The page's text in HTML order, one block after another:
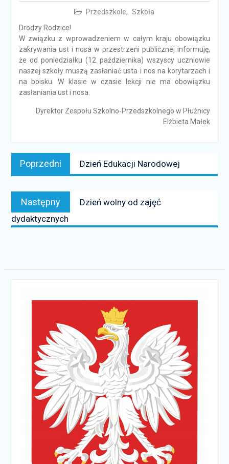
Przedszkole, Szkoła
Drodzy Rodzice!
W związku z wprowadzeniem w całym kraju obowiązku
zakrywania ust i nosa w przestrzeni publicznej informuję,
że od poniedziałku (12 października) wszyscy uczniowie
naszej szkoły muszą zasłaniać usta i nos na korytarzach i
na boisku. W klasie w czasie lekcji nie ma obowiązku
zasłaniania ust i nosa.
Dyrektor Zespołu Szkolno-Przedszkolnego w Płużnicy
Elżbieta Małek
Nawigacja
wpisu
Poprzedni
Poprzedni
news:
Dzień Edukacji Narodowej
Następny
Następny
news:
Dzień wolny od zajęć
dydaktycznych